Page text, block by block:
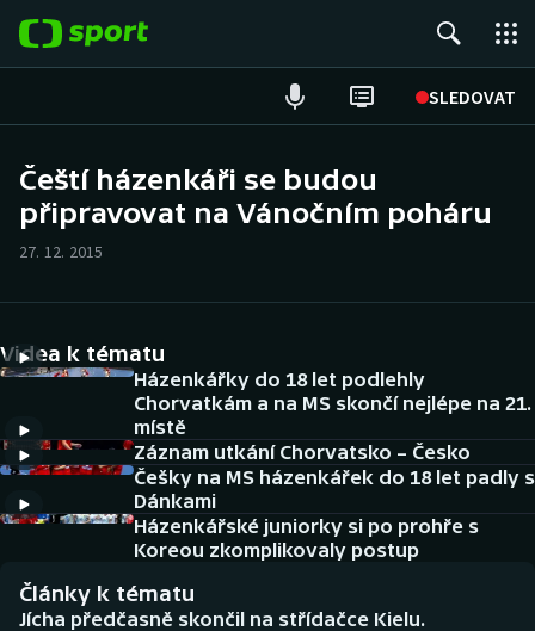
SLEDOVAT
Hokej
Cyklistika
DALŠÍ SPORTY
Americký fotbal
Baseball a softbal
Basketbal
NEPŘEHLÉDNĚTE
Historické návraty
Čeští házenkáři se budou
připravovat na Vánočním poháru
27. 12. 2015
Videa k tématu
Házenkářky do 18 let podlehly
Chorvatkám a na MS skončí nejlépe na 21.
místě
Záznam utkání Chorvatsko – Česko
Češky na MS házenkářek do 18 let padly s
Dánkami
Házenkářské juniorky si po prohře s
Koreou zkomplikovaly postup
Články k tématu
Jícha předčasně skončil na střídačce Kielu.